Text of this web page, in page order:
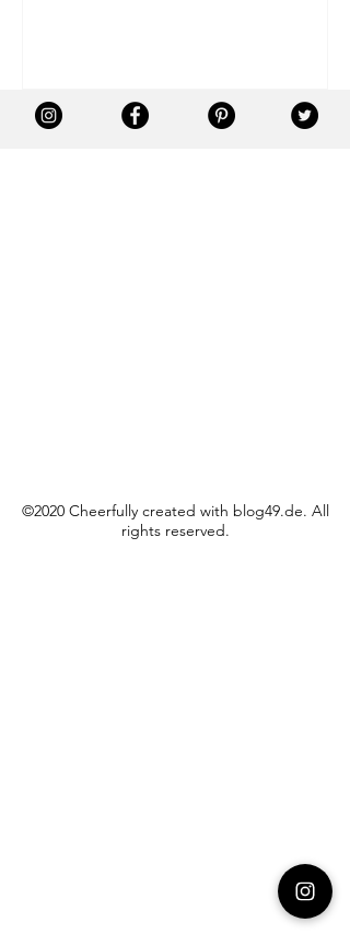
©2020 Cheerfully created with blog49.de. All
rights reserved.